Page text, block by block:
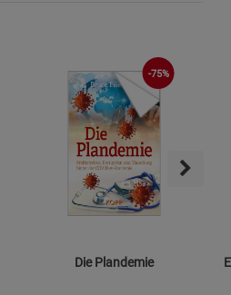
-75%
Die Plandemie